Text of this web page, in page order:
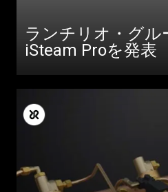
ランチリオ・グル
iSteam Proを発表